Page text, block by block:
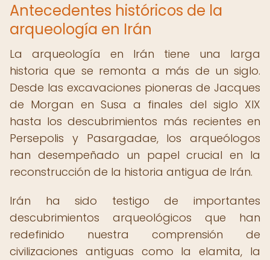
Antecedentes históricos de la
arqueología en Irán
La arqueología en Irán tiene una larga
historia que se remonta a más de un siglo.
Desde las excavaciones pioneras de Jacques
de Morgan en Susa a finales del siglo XIX
hasta los descubrimientos más recientes en
Persepolis y Pasargadae, los arqueólogos
han desempeñado un papel crucial en la
reconstrucción de la historia antigua de Irán.
Irán ha sido testigo de importantes
descubrimientos arqueológicos que han
redefinido nuestra comprensión de
civilizaciones antiguas como la elamita, la